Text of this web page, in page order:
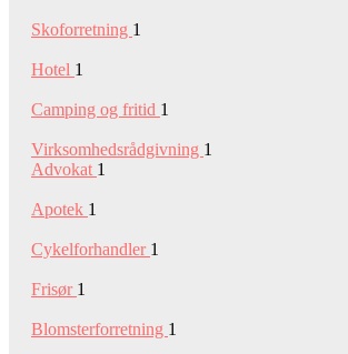
Skoforretning 1
Hotel 1
Camping og fritid 1
Virksomhedsrådgivning 1
Advokat 1
Apotek 1
Cykelforhandler 1
Frisør 1
Blomsterforretning 1